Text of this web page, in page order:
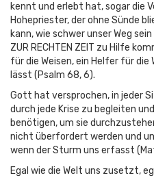
kennt und erlebt hat, sogar die
Hohepriester, der ohne Sünde
kann, wie schwer unser Weg
ZUR RECHTEN ZEIT zu Hilfe
für die Weisen, ein Helfer für die
lässt (Psalm 68, 6).
Gott hat versprochen, in jeder
durch jede Krise zu begleiten
benötigen, um sie
nicht überfordert werden und
wenn der Sturm uns erfasst
Egal wie die Welt uns zusetzt,